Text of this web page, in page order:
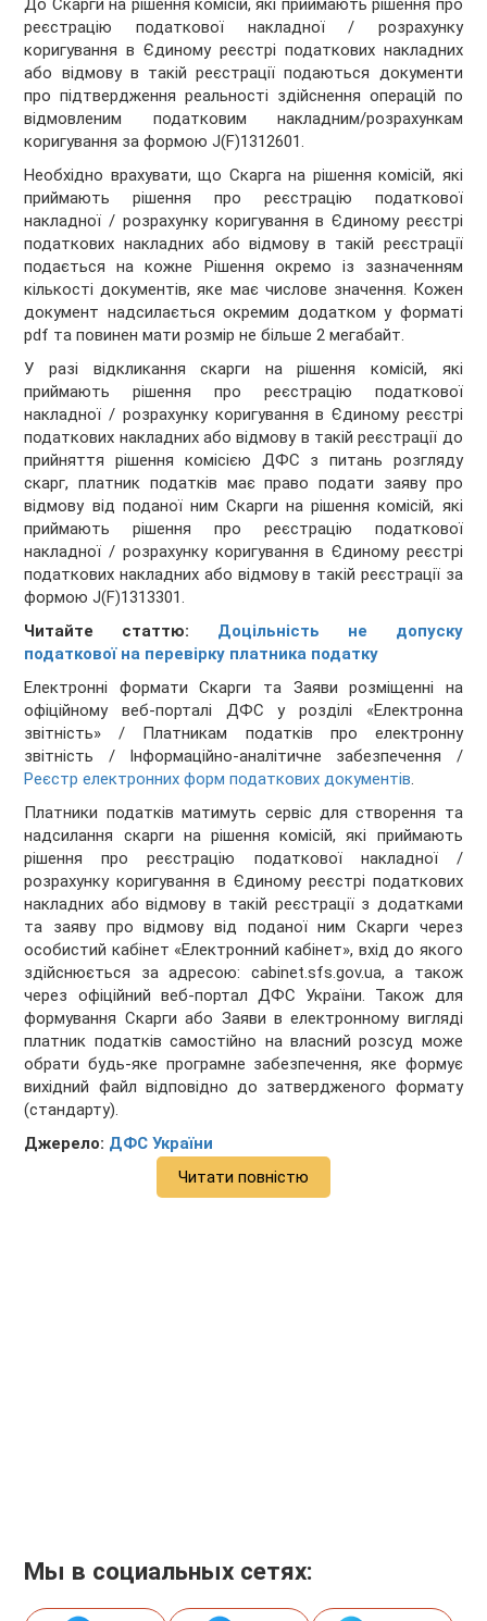
До Скарги на рішення комісій, які приймають рішення про
реєстрацію податкової накладної / розрахунку
коригування в Єдиному реєстрі податкових накладних
або відмову в такій реєстрації подаються документи
про підтвердження реальності здійснення операцій по
відмовленим податковим накладним/розрахункам
коригування за формою J(F)1312601.
Необхідно врахувати, що Скарга на рішення комісій, які
приймають рішення про реєстрацію податкової
накладної / розрахунку коригування в Єдиному реєстрі
податкових накладних або відмову в такій реєстрації
подається на кожне Рішення окремо із зазначенням
кількості документів, яке має числове значення. Кожен
документ надсилається окремим додатком у форматі
pdf та повинен мати розмір не більше 2 мегабайт.
У разі відкликання скарги на рішення комісій, які
приймають рішення про реєстрацію податкової
накладної / розрахунку коригування в Єдиному реєстрі
податкових накладних або відмову в такій реєстрації до
прийняття рішення комісією ДФС з питань розгляду
скарг, платник податків має право подати заяву про
відмову від поданої ним Скарги на рішення комісій, які
приймають рішення про реєстрацію податкової
накладної / розрахунку коригування в Єдиному реєстрі
податкових накладних або відмову в такій реєстрації за
формою J(F)1313301.
Читайте статтю: Доцільність не допуску
податкової на перевірку платника податку
Електронні формати Скарги та Заяви розміщенні на
офіційному веб-порталі ДФС у розділі «Електронна
звітність» / Платникам податків про електронну
звітність / Інформаційно-аналітичне забезпечення /
Реєстр електронних форм податкових документів.
Платники податків матимуть сервіс для створення та
надсилання скарги на рішення комісій, які приймають
рішення про реєстрацію податкової накладної /
розрахунку коригування в Єдиному реєстрі податкових
накладних або відмову в такій реєстрації з додатками
та заяву про відмову від поданої ним Скарги через
особистий кабінет «Електронний кабінет», вхід до якого
здійснюється за адресою: cabinet.sfs.gov.ua, а також
через офіційний веб-портал ДФС України. Також для
формування Скарги або Заяви в електронному вигляді
платник податків самостійно на власний розсуд може
обрати будь-яке програмне забезпечення, яке формує
вихідний файл відповідно до затвердженого формату
(стандарту).
Джерело: ДФС України
Читати повністю
Мы в социальных сетях: